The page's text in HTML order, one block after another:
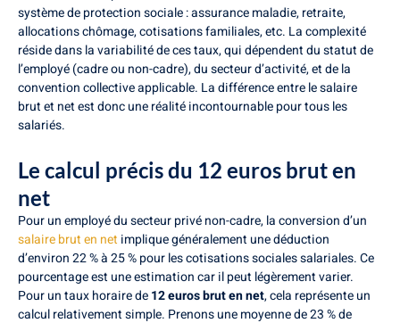
système de protection sociale : assurance maladie, retraite,
allocations chômage, cotisations familiales, etc. La complexité
réside dans la variabilité de ces taux, qui dépendent du statut de
l’employé (cadre ou non-cadre), du secteur d’activité, et de la
convention collective applicable. La différence entre le salaire
brut et net est donc une réalité incontournable pour tous les
salariés.
Le calcul précis du 12 euros brut en
net
Pour un employé du secteur privé non-cadre, la conversion d’un
salaire brut en net implique généralement une déduction
d’environ 22 % à 25 % pour les cotisations sociales salariales. Ce
pourcentage est une estimation car il peut légèrement varier.
Pour un taux horaire de12 euros brut en net, cela représente un
calcul relativement simple. Prenons une moyenne de 23 % de